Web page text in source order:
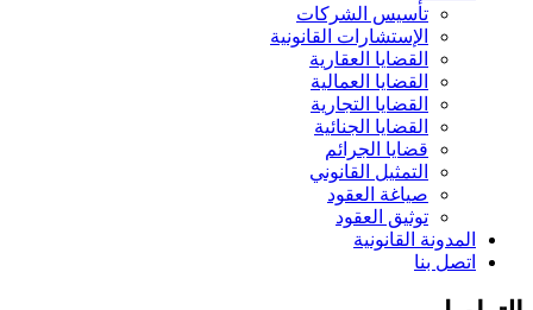
تأسيس الشركات
الإستشارات القانونية
القضايا العقارية
القضايا العمالية
القضايا التجارية
القضايا الجنائية
قضايا الجرائم
التمثيل القانوني
صياغة العقود
توثيق العقود
المدونة القانونية
اتصل بنا